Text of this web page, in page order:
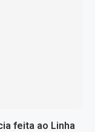
feita ao Linha